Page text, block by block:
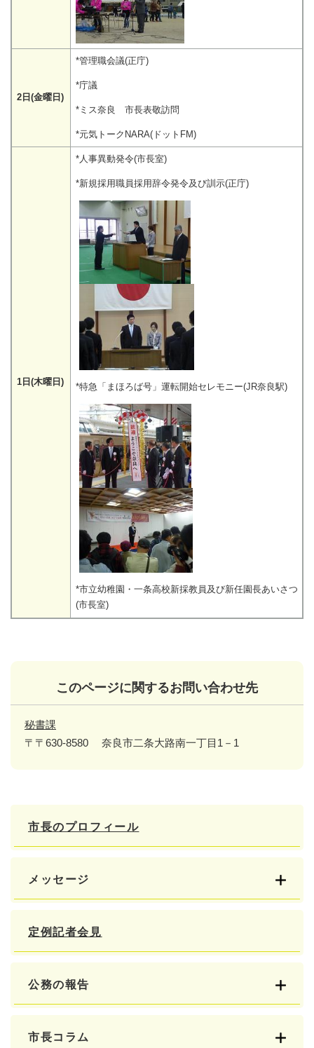
2日(金曜日)
*管理職会議(正庁)
*庁議
*ミス奈良 市長表敬訪問
*元気トークNARA(ドットFM)
1日(木曜日)
*人事異動発令(市長室)
*新規採用職員採用辞令発令及び訓示(正庁)
*特急「まほろば号」運転開始セレモニー(JR奈良駅)
*市立幼稚園・一条高校新採教員及び新任園長あいさつ
(市長室)
このページに関するお問い合わせ先
秘書課
〒〒630-8580
奈良市二条大路南一丁目1－1
市長のプロフィール
メッセージ
定例記者会見
公務の報告
市長コラム